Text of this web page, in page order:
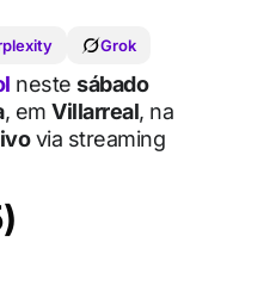
Grok
neste sábado
, em Villarreal, na
via streaming